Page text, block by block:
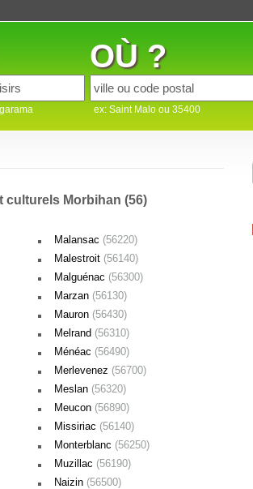
OÙ ?
ex: Saint Malo ou 35400
culturels Morbihan (56)
Malansac (56220)
Malestroit (56140)
Malguénac (56300)
Marzan (56130)
Mauron (56430)
Melrand (56310)
Ménéac (56490)
Merlevenez (56700)
Meslan (56320)
Meucon (56890)
Missiriac (56140)
Monterblanc (56250)
Muzillac (56190)
Naizin (56500)